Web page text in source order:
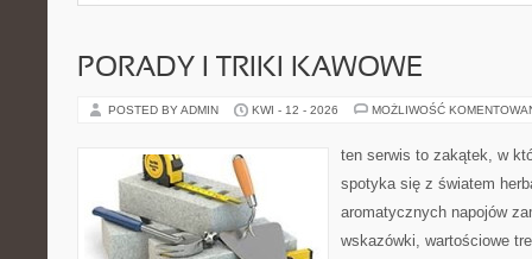
PORADY I TRIKI KAWOWE
POSTED BY ADMIN KWI - 12 - 2026 MOŻLIWOŚĆ
ten serwis to zakątek, w
spotyka się z światem
aromatycznych napojów
wskazówki, wartościowe